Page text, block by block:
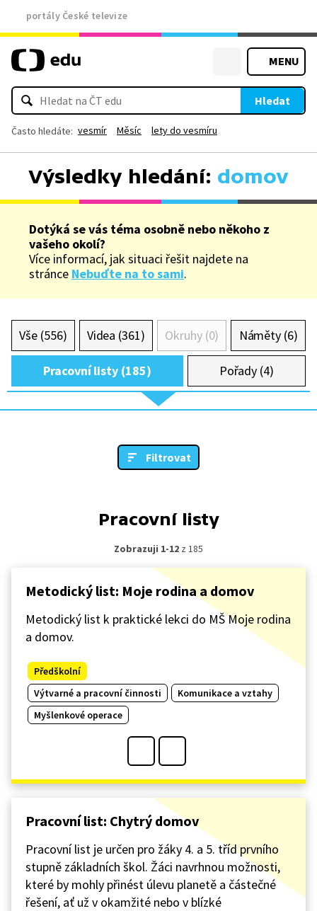
portály České televize
MENU
Hledat
Často hledáte: vesmír Měsíc lety do vesmíru
Výsledky hledání: domov
Dotýká se vás téma osobně nebo někoho z
vašeho okolí?
Více informací, jak situaci řešit najdete na
stránce Nebuďte na to sami.
Vše (556) Videa (361) Okruhy (0) Náměty (6)
Pracovní listy (185) Pořady (4)
Filtrovat
Pracovní listy
Zobrazuji 1-12 z 185
Metodický list: Moje rodina a domov
Metodický list k praktické lekci do MŠ Moje rodina
a domov.
Předškolní
Výtvarné a pracovní činnosti
Komunikace a vztahy
Myšlenkové operace
Pracovní list: Chytrý domov
Pracovní list je určen pro žáky 4. a 5. tříd prvního
stupně základních škol. Žáci navrhnou možnosti,
které by mohly přinést úlevu planetě a částečné
řešení, ať už v okamžité nebo v blízké